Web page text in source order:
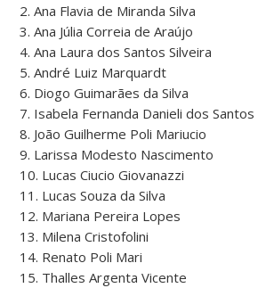
2. Ana Flavia de Miranda Silva
3. Ana Júlia Correia de Araújo
4. Ana Laura dos Santos Silveira
5. André Luiz Marquardt
6. Diogo Guimarães da Silva
7. Isabela Fernanda Danieli dos Santos
8. João Guilherme Poli Mariucio
9. Larissa Modesto Nascimento
10. Lucas Ciucio Giovanazzi
11. Lucas Souza da Silva
12. Mariana Pereira Lopes
13. Milena Cristofolini
14. Renato Poli Mari
15. Thalles Argenta Vicente